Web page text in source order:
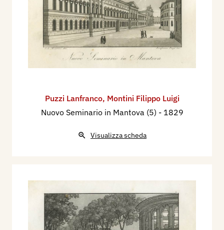
Puzzi Lanfranco, Montini Filippo Luigi
Nuovo Seminario in Mantova (5) - 1829
Visualizza scheda